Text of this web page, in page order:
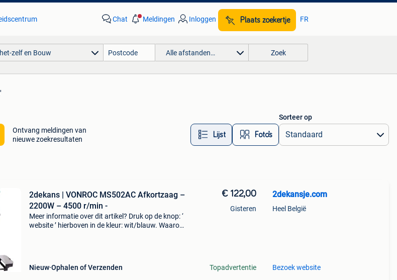
Chat Meldingen Inloggen Plaats zoekertje FR
zelf en Bouw Alle afstanden… Zoek
Ontvang meldingen van
nieuwe zoekresultaten
Lijst Foto’s
Sorteer op
2dekans | VONROC MS502AC Afkortzaag –
2200W – 4500 r/min -
Meer informatie over dit artikel? Druk op de knop: ‘
website ’ hierboven in de kleur: wit/blauw. Waarom
Nieuw Ophalen of Verzenden
€ 122,00
Gisteren
Topadvertentie
2dekansje.com
Heel België
Bezoek website